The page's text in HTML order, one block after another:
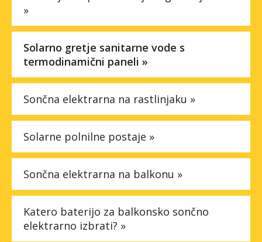
»
Solarno gretje sanitarne vode s
termodinamični paneli »
Sončna elektrarna na rastlinjaku »
Solarne polnilne postaje »
Sončna elektrarna na balkonu »
Katero baterijo za balkonsko sončno
elektrarno izbrati? »